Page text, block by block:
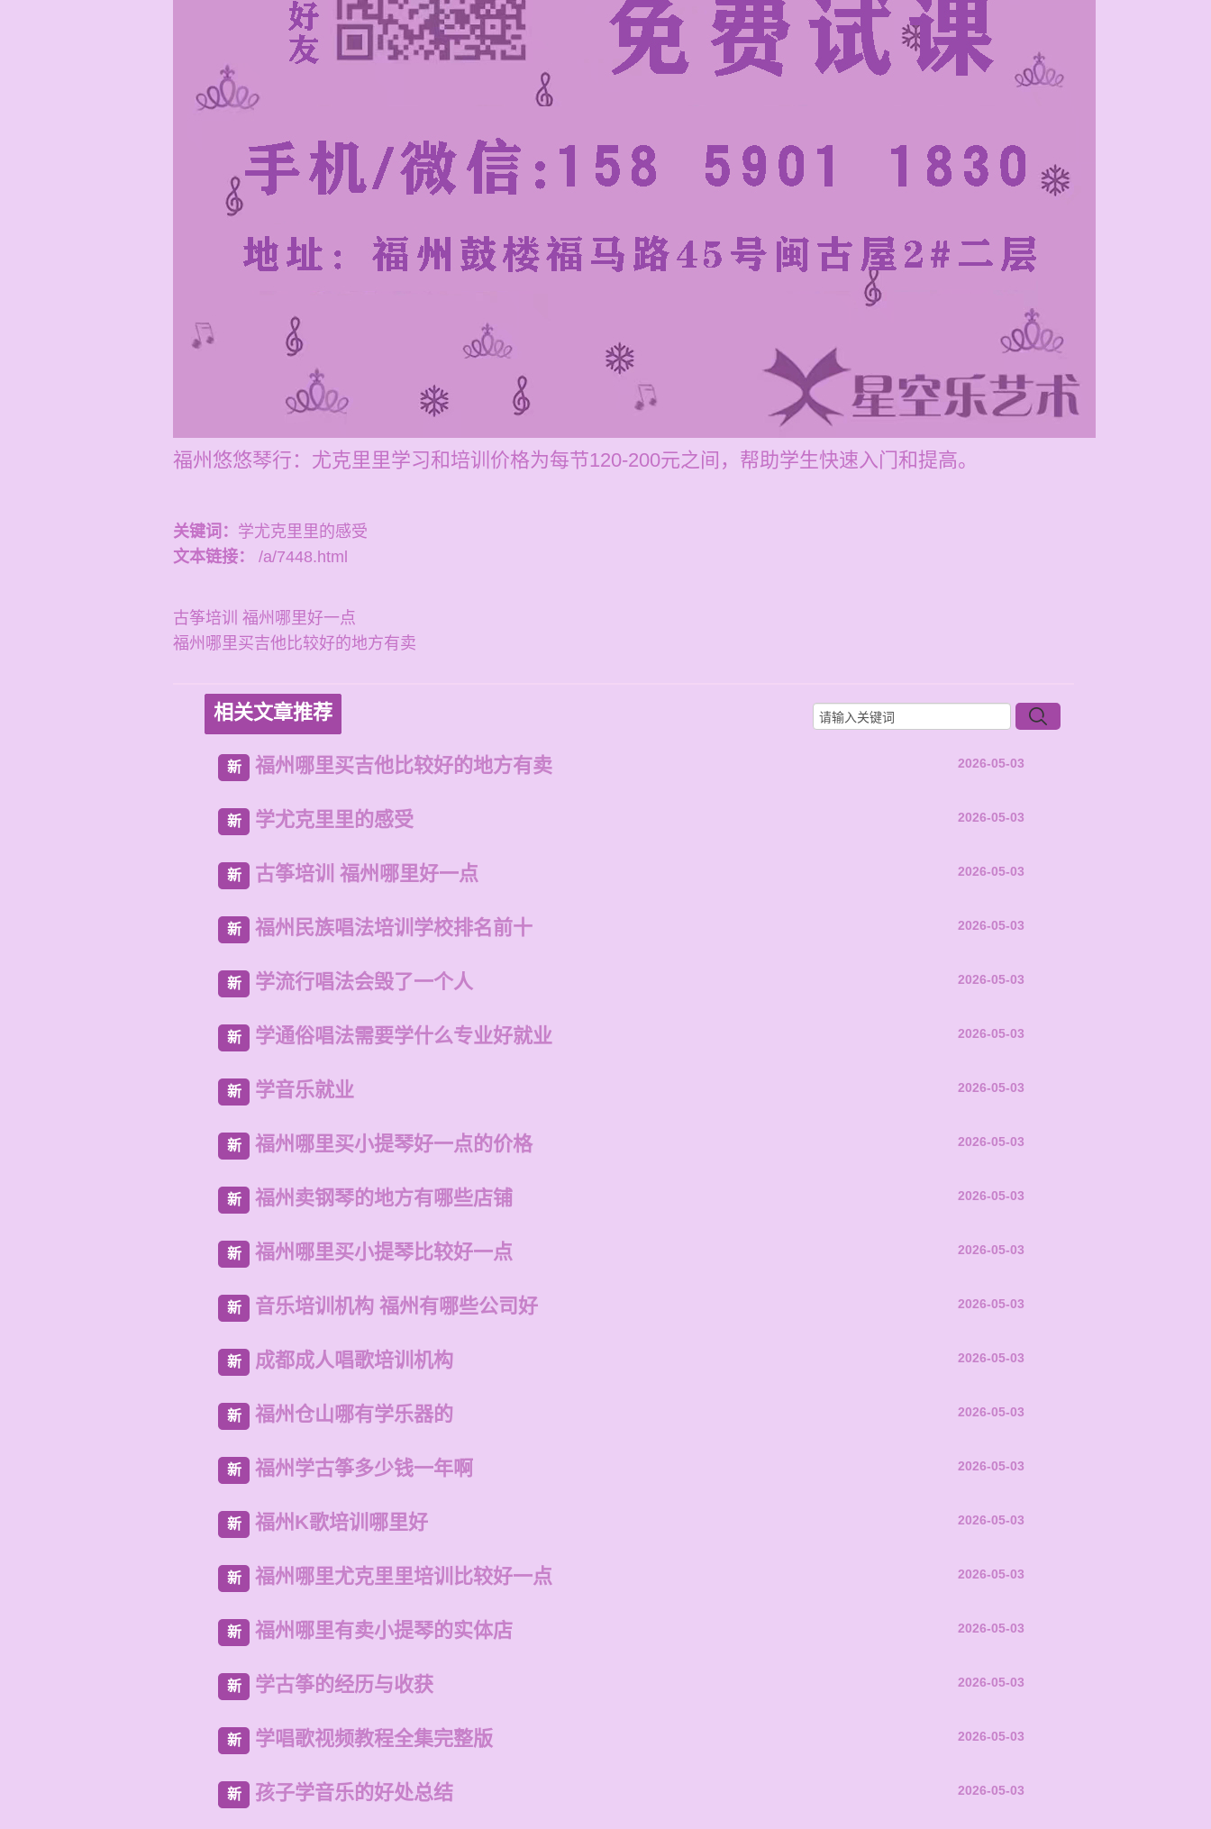
福州悠悠琴行：尤克里里学习和培训价格为每节120-200元之间，帮助学生快速入门和提高。
关键词： 学尤克里里的感受
文本链接：
/a/7448.html
古筝培训 福州哪里好一点
福州哪里买吉他比较好的地方有卖
相关文章推荐
新 福州哪里买吉他比较好的地方有卖 2026-05-03
新 学尤克里里的感受 2026-05-03
新 古筝培训 福州哪里好一点 2026-05-03
新 福州民族唱法培训学校排名前十 2026-05-03
新 学流行唱法会毁了一个人 2026-05-03
新 学通俗唱法需要学什么专业好就业 2026-05-03
新 学音乐就业 2026-05-03
新 福州哪里买小提琴好一点的价格 2026-05-03
新 福州卖钢琴的地方有哪些店铺 2026-05-03
新 福州哪里买小提琴比较好一点 2026-05-03
新 音乐培训机构 福州有哪些公司好 2026-05-03
新 成都成人唱歌培训机构 2026-05-03
新 福州仓山哪有学乐器的 2026-05-03
新 福州学古筝多少钱一年啊 2026-05-03
新 福州K歌培训哪里好 2026-05-03
新 福州哪里尤克里里培训比较好一点 2026-05-03
新 福州哪里有卖小提琴的实体店 2026-05-03
新 学古筝的经历与收获 2026-05-03
新 学唱歌视频教程全集完整版 2026-05-03
新 孩子学音乐的好处总结 2026-05-03